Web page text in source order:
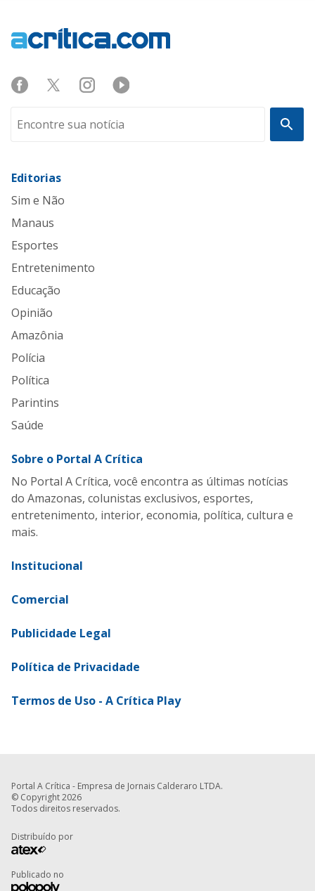
Editorias
Sim e Não
Manaus
Esportes
Entretenimento
Educação
Opinião
Amazônia
Polícia
Política
Parintins
Saúde
Sobre o Portal A Crítica
No Portal A Crítica, você encontra as últimas notícias
do Amazonas, colunistas exclusivos, esportes,
entretenimento, interior, economia, política, cultura e
mais.
Institucional
Comercial
Publicidade Legal
Política de Privacidade
Termos de Uso - A Crítica Play
Portal A Crítica - Empresa de Jornais Calderaro LTDA.
© Copyright 2026
Todos direitos reservados.
Distribuído por
Publicado no